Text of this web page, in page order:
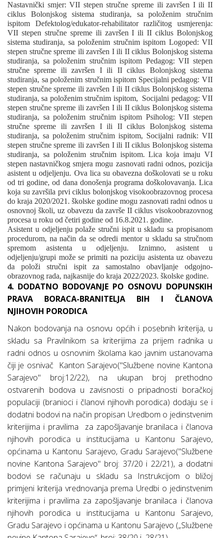
Nastavnički smjer: VII stepen stručne spreme ili završen I ili II
ciklus Bolonjskog sistema studiranja, sa položenim stručnim
ispitom Defektolog/edukator-rehabilitator različitog usmjerenja:
VII stepen stručne spreme ili završen I ili II ciklus Bolonjskog
sistema studiranja, sa položenim stručnim ispitom Logoped: VII
stepen stručne spreme ili završen I ili II ciklus Bolonjskog sistema
studiranja, sa položenim stručnim ispitom Pedagog: VII stepen
stručne spreme ili završen I ili II ciklus Bolonjskog sistema
studiranja, sa položenim stručnim ispitom Specijalni pedagog: VII
stepen stručne spreme ili završen I ili II ciklus Bolonjskog sistema
studiranja, sa položenim stručnim ispitom, Socijalni pedagog: VII
stepen stručne spreme ili završen I ili II ciklus Bolonjskog sistema
studiranja, sa položenim stručnim ispitom Psiholog: VII stepen
stručne spreme ili završen I ili II ciklus Bolonjskog sistema
studiranja, sa položenim stručnim ispitom, Socijalni radnik: VII
stepen stručne spreme ili završen I ili II ciklus Bolonjskog sistema
studiranja, sa položenim stručnim ispitom. Lica koja imaju VI
stepen nastavničkog smjera mogu zasnovati radni odnos, pozicija
asistent u odjeljenju. Ova lica su obavezna doškolovati se u roku
od tri godine, od dana donošenja programa doškolovavanja. Lica
koja su završila prvi ciklus bolonjskog visokoobrazovnog procesa
do kraja 2020/2021. školske godine mogu zasnovati radni odnos u
osnovnoj školi, uz obavezu da završe II ciklus visokoobrazovnog
procesa u roku od četiri godine od 16.8.2021. godine.
Asistent u odjeljenju polaže stručni ispit u skladu sa propisanom
procedurom, na način da se odredi mentor u skladu sa stručnom
spremom asistenta u odjeljenju. Iznimno, asistent u
odjeljenju/grupi može se primiti na poziciju asistenta uz obavezu
da položi stručni ispit za samostalno obavljanje odgojno-
obrazovnog rada, najkasnije do kraja 2022/2023. školske godine.
4. DODATNO BODOVANJE PO OSNOVU DOPUNSKIH
PRAVA BORACA-BRANITELJA BIH I ČLANOVA
NJIHOVIH PORODICA
Nakon bodovanja na osnovu općih i posebnih kriterija, u
skladu sa Pravilnikom sa kriterijima za prijem radnika u
radni odnos u osnovnim školama kao javnim ustanovama
čiji je osnivač
Kanton Sarajevo(''Službene novine Kantona
Sarajevo'' broj:12/22), na ukupan broj prethodno
ostvarenih bodova u zavisnosti o pripadnosti boračkoj
populaciji (branioci i članovi njihovih porodica) dodaju se i
dodatni bodovi na način propisan Uredbom o jedinstvenim
kriterijima i pravilima
za zapošljavanje branilaca i članova
njihovih porodica u institucijama u Kantonu Sarajevo,
općinama u Kantonu Sarajevo, Gradu Sarajevo(''Službene
novine Kantona Sarajevo'' broj: 37/20 i 22/21), a dodatni
bodovi se računaju u skladu sa Instrukcijom o bližoj
primjeni kriterija vrednovanja prema Uredbi o jedinstvenim
kriterijima i pravilima za zapošljavanje branilaca i članova
njihovih porodica u institucijama u Kantonu Sarajevo,
Gradu Sarajevo i općinama u Kantonu Sarajevo („Službene